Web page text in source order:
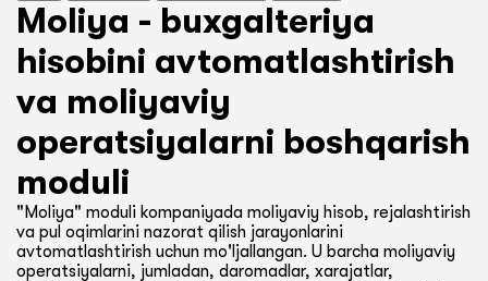
Moliya - buxgalteriya
hisobini avtomatlashtirish
va moliyaviy
operatsiyalarni boshqarish
moduli
"Moliya" moduli kompaniyada moliyaviy hisob, rejalashtirish
va pul oqimlarini nazorat qilish jarayonlarini
avtomatlashtirish uchun mo'ljallangan. U barcha moliyaviy
operatsiyalarni, jumladan, daromadlar, xarajatlar,